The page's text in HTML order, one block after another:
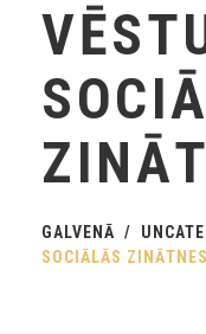
GALVENĀ
SOCIĀLĀS ZINĀTNES